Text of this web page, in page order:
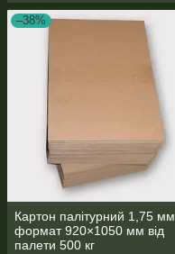
–38%
Картон палітурний 1,75 мм
формат 920×1050 мм від
палети 500 кг